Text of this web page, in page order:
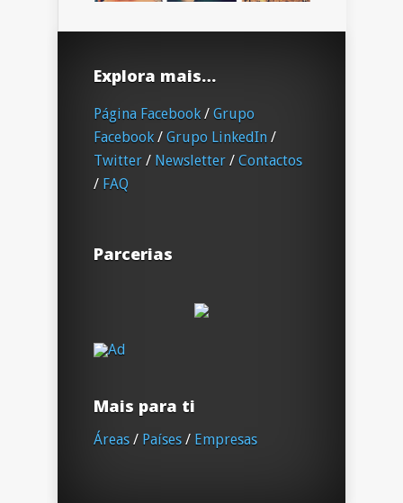
Explora mais…
Página Facebook / Grupo
Facebook / Grupo LinkedIn /
Twitter / Newsletter / Contactos
/ FAQ
Parcerias
Mais para ti
Áreas / Países / Empresas